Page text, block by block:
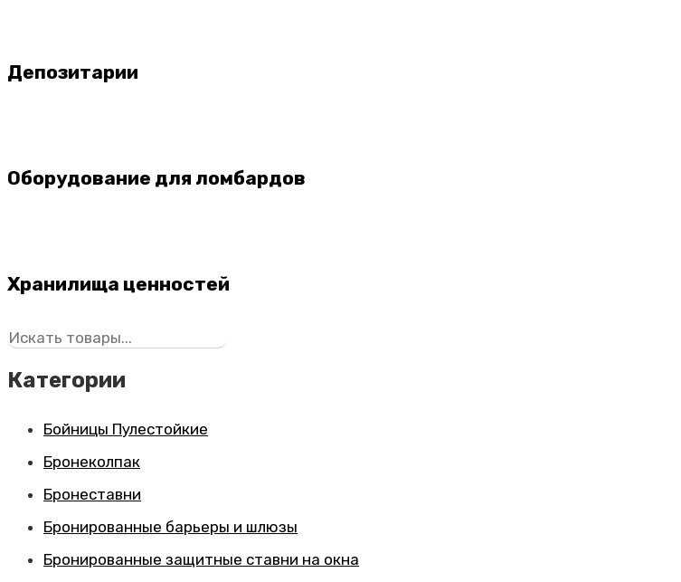
Депозитарии
Оборудование для ломбардов
Хранилища ценностей
Поиск
Категории
Бойницы Пулестойкие
Бронеколпак
Бронеставни
Бронированные барьеры и шлюзы
Бронированные защитные ставни на окна